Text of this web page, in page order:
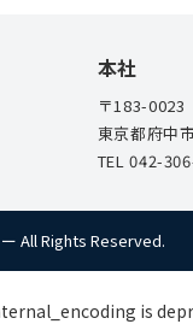
本社
〒183-0023
東京都府中
TEL042-
All Rights Reserved.
is